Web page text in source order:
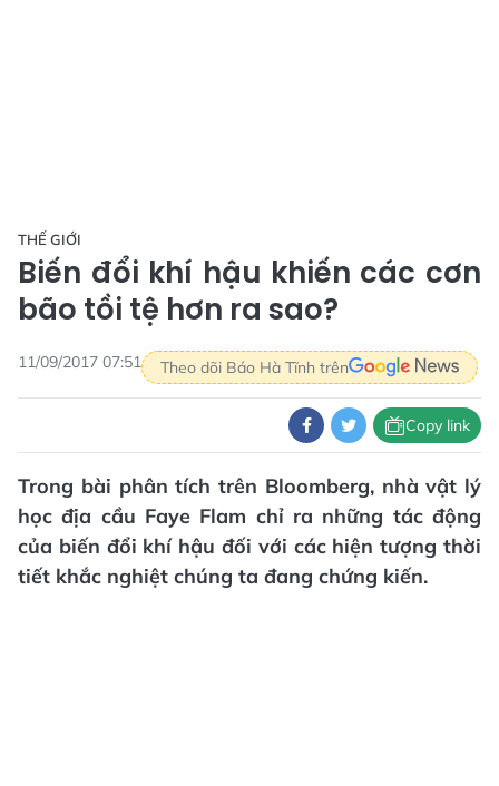
THẾ GIỚI
Biến đổi khí hậu khiến các cơn
bão tồi tệ hơn ra sao?
11/09/2017 07:51 Theo dõi Báo Hà Tĩnh trên
Copy link
Trong bài phân tích trên Bloomberg, nhà vật lý
học địa cầu Faye Flam chỉ ra những tác động
của biến đổi khí hậu đối với các hiện tượng thời
tiết khắc nghiệt chúng ta đang chứng kiến.